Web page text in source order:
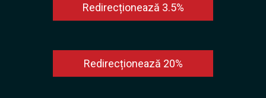
Redirecționează 3.5%
Redirecționează 20%